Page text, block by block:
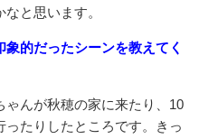
と思います。
的だったシーンを教えてく
んが秋穂の家に来たり、10
たりしたところです。きっ